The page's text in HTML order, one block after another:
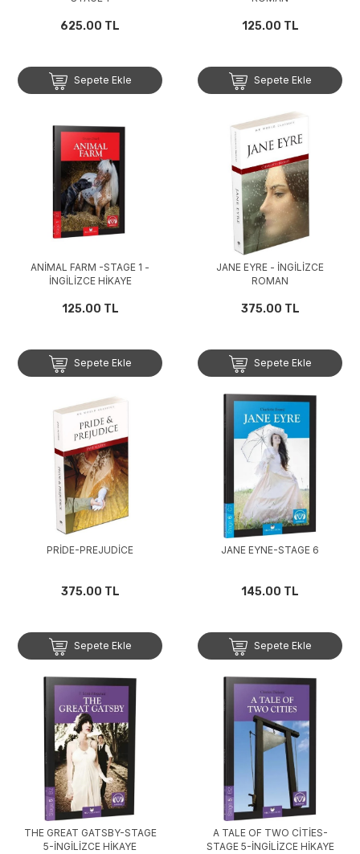
625.00 TL
Sepete Ekle
125.00 TL
Sepete Ekle
ANİMAL FARM -STAGE 1 -
İNGİLİZCE HİKAYE
125.00 TL
Sepete Ekle
JANE EYRE - İNGİLİZCE
ROMAN
375.00 TL
Sepete Ekle
PRİDE-PREJUDİCE
375.00 TL
Sepete Ekle
JANE EYNE-STAGE 6
145.00 TL
Sepete Ekle
THE GREAT GATSBY-STAGE
5-İNGİLİZCE HİKAYE
A TALE OF TWO CİTİES-
STAGE 5-İNGİLİZCE HİKAYE